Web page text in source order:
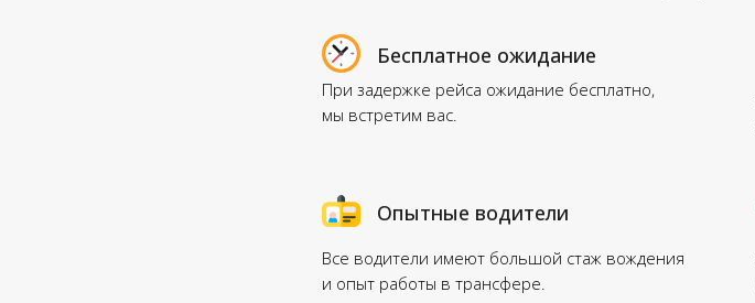
При задержке рейса ожидание бесплатно,
мы встретим вас.
Бесплатное ожидание
Все водители имеют большой стаж вождения
и опыт работы в трансфере.
Опытные водители